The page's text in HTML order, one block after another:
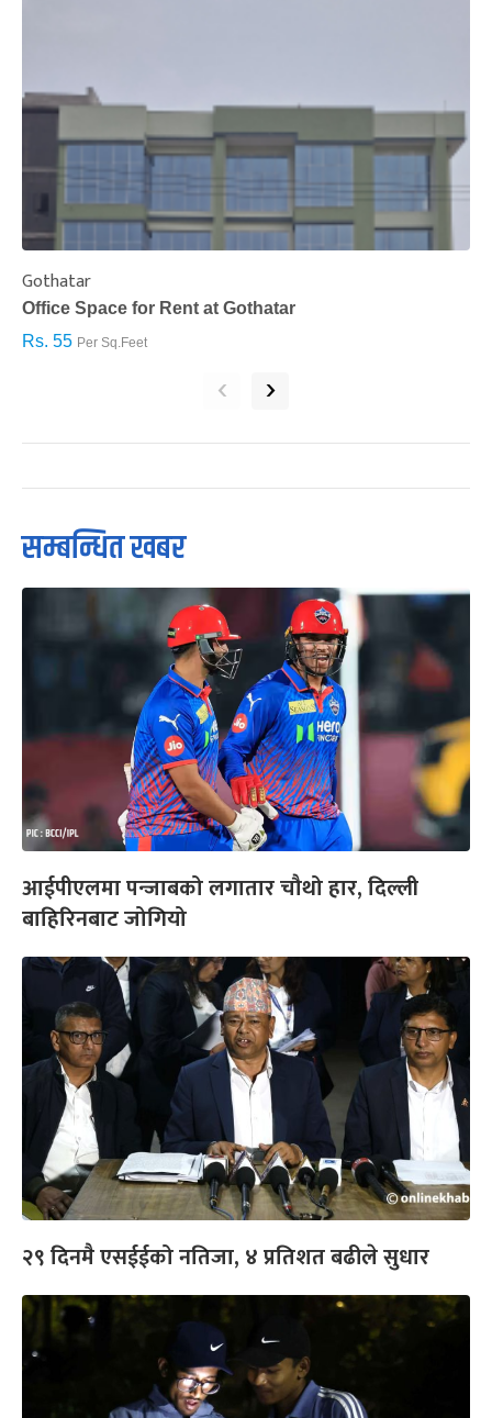
Gothatar
Office Space for Rent at Gothatar
Rs. 55 Per Sq.Feet
‹ ›
सम्बन्धित खबर
आईपीएलमा पन्जाबको लगातार चौथो हार, दिल्ली
बाहिरिनबाट जोगियो
२९ दिनमै एसईईको नतिजा, ४ प्रतिशत बढीले सुधार